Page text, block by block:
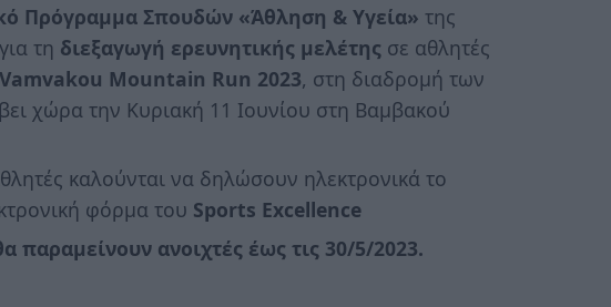
Πρόγραμμα Σπουδών «Άθληση & Υγεία» της
τη διεξαγωγή ερευνητικής μελέτηςσε αθλητές
Vamvakou Mountain Run 2023, στη διαδρομή των
χώρα την Κυριακή 11 Ιουνίου στη Βαμβακού
καλούνται να δηλώσουν ηλεκτρονικά το
φόρμα του Sports Excellence
παραμείνουν ανοιχτές έως τις 30/5/2023.